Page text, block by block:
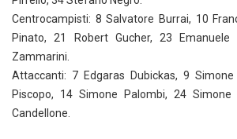
Centrocampisti: 8 Salvatore Burrai, 10
Pinato, 21 Robert Gucher, 23 Emanuele
Zammarini.
Attaccanti: 7 Edgaras Dubickas, 9
Piscopo, 14 Simone Palombi, 24 Simone
Candellone.